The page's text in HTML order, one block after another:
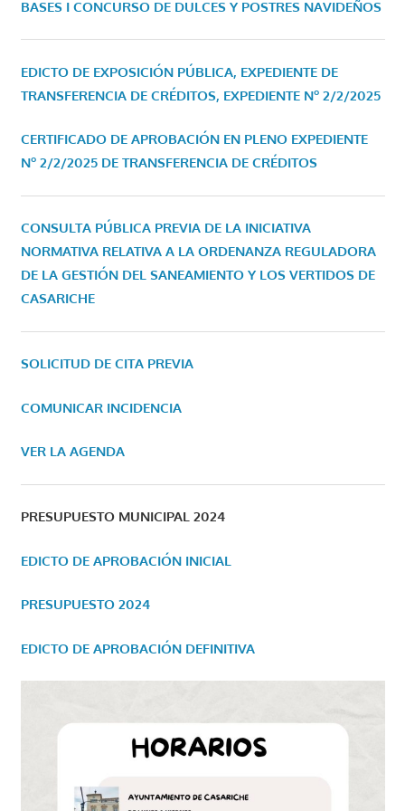
BASES I CONCURSO DE DULCES Y POSTRES NAVIDEÑOS
EDICTO DE EXPOSICIÓN PÚBLICA, EXPEDIENTE DE
TRANSFERENCIA DE CRÉDITOS, EXPEDIENTE Nº 2/2/2025
CERTIFICADO DE APROBACIÓN EN PLENO EXPEDIENTE
Nº 2/2/2025 DE TRANSFERENCIA DE CRÉDITOS
CONSULTA PÚBLICA PREVIA DE LA INICIATIVA
NORMATIVA RELATIVA A LA ORDENANZA REGULADORA
DE LA GESTIÓN DEL SANEAMIENTO Y LOS VERTIDOS DE
CASARICHE
SOLICITUD DE CITA PREVIA
COMUNICAR INCIDENCIA
VER LA AGENDA
PRESUPUESTO MUNICIPAL 2024
EDICTO DE APROBACIÓN INICIAL
PRESUPUESTO 2024
EDICTO DE APROBACIÓN DEFINITIVA